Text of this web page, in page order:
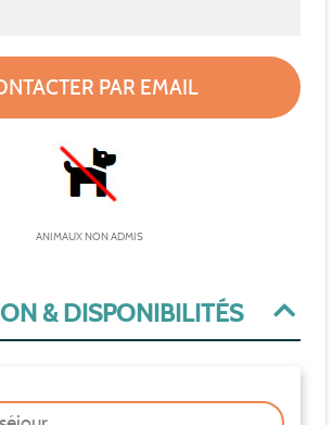
& DISPONIBILITÉS
PAR EMAIL
ANIMAUX NON ADMIS